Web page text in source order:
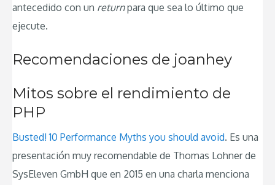
antecedido con un returnpara que sea lo último que
ejecute.
Recomendaciones de joanhey
Mitos sobre el rendimiento de
PHP
Busted! 10 Performance Myths you should avoid. Es una
presentación muy recomendable de Thomas Lohner de
SysEleven GmbH que en 2015 en una charla menciona